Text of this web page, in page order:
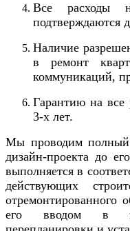
Все расходы
подтверждаются
Наличие
в ремонт
коммуникаций,
Гарантию на все
3-х лет.
Мы проводим полный
дизайн-проекта до
выполняется в
действующих
отремонтированного
его вводом в